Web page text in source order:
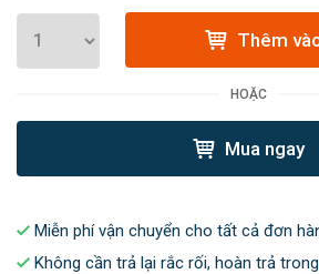
Thêm
HOẶC
Mua ngay
Miễn phí vận chuyển cho tất cả đơn
Không cần trả lại rắc rối, hoàn trả